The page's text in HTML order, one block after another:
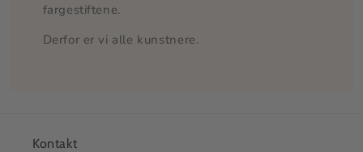
fargestiftene.
Derfor er vi alle kunstnere.
Kontakt